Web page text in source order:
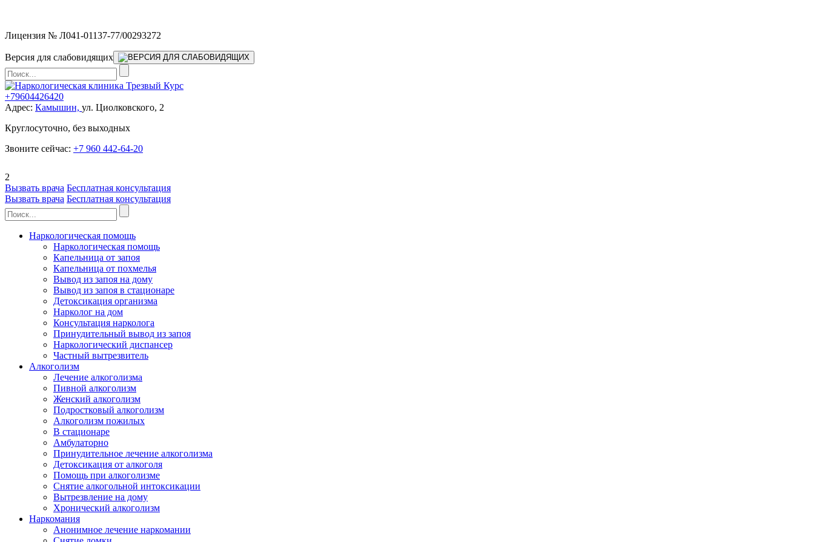
Лицензия № Л041-01137-77/00293272
Версия для слабовидящих
+79604426420
Адрес: Камышин, ул. Циолковского, 2
Круглосуточно, без выходных
Звоните сейчас: +7 960 442-64-20
2
Вызвать врача Бесплатная консультация
Вызвать врача Бесплатная консультация
Наркологическая помощь
Наркологическая помощь
Капельница от запоя
Капельница от похмелья
Вывод из запоя на дому
Вывод из запоя в стационаре
Детоксикация организма
Нарколог на дом
Консультация нарколога
Принудительный вывод из запоя
Наркологический диспансер
Частный вытрезвитель
Алкоголизм
Лечение алкоголизма
Пивной алкоголизм
Женский алкоголизм
Подростковый алкоголизм
Алкоголизм пожилых
В стационаре
Амбулаторно
Принудительное лечение алкоголизма
Детоксикация от алкоголя
Помощь при алкоголизме
Снятие алкогольной интоксикации
Вытрезвление на дому
Хронический алкоголизм
Наркомания
Анонимное лечение наркомании